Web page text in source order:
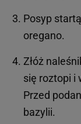
Posyp
oregano.
Złóż
się roztopi i
Przed
bazylii.